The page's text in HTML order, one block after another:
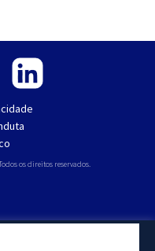
os direitos reservados.